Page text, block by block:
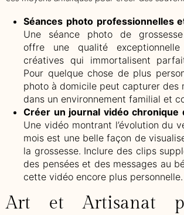
Séances photo professionnelles
Une séance photo de
offre une qualité
créatives qui immortalisent
Pour quelque chose de plus
photo à domicile peut capturer des
dans un environnement familial et
Créer un journal vidéo chronique
Une vidéo montrant l’évolution du
mois est une belle façon de
la grossesse. Inclure des clips
des pensées et des messages au
cette vidéo encore plus personnelle.
Art et Artisanat